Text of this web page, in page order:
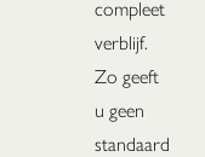
compleet
verblijf.
Zo geeft
u geen
standaard